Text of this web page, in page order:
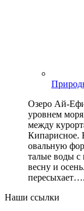
Озеро Ай-
уровнем
между
Кипарисное.
овальную
талые воды с
весну и
пересыхает….
Наши ссылки